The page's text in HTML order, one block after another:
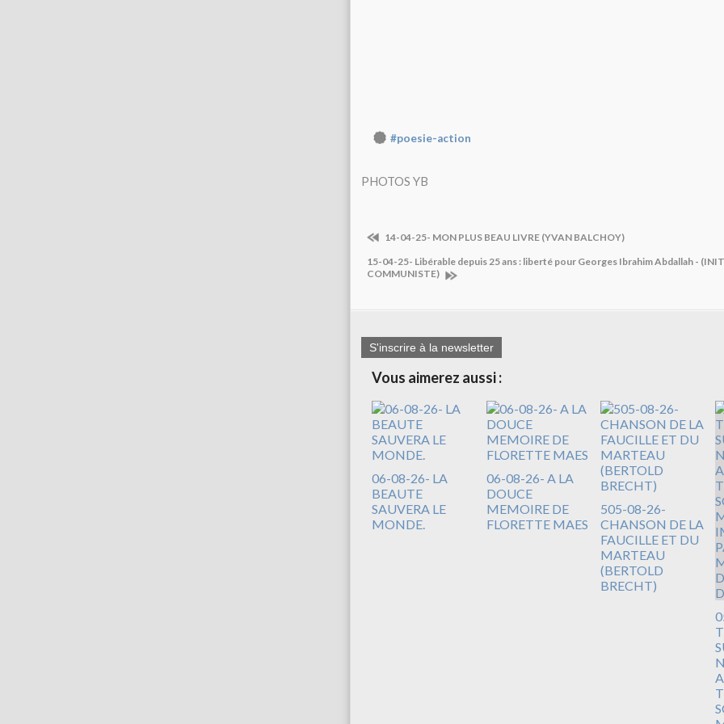
#poesie-action
PHOTOS YB
14-04-25- MON PLUS BEAU LIVRE (YVAN BALCHOY)
15-04-25- Libérable depuis 25 ans : liberté pour Georges Ibrahim Abdallah -
COMMUNISTE)
S'inscrire à la newsletter
Vous aimerez aussi :
06-08-26- LA
BEAUTE
SAUVERA LE
MONDE.
06-08-26- A LA
DOUCE
MEMOIRE DE
FLORETTE MAES
505-08-26-
CHANSON DE LA
FAUCILLE ET DU
MARTEAU
(BERTOLD
BRECHT)